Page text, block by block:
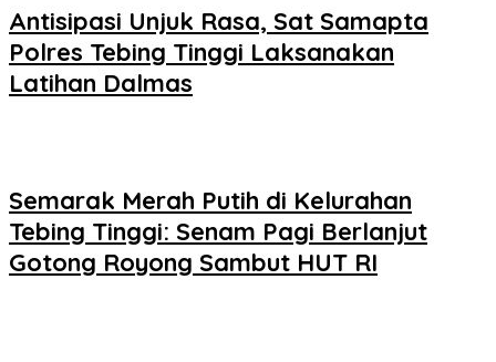
Antisipasi Unjuk Rasa, Sat Samapta
Polres Tebing Tinggi Laksanakan
Latihan Dalmas
Semarak Merah Putih di Kelurahan
Tebing Tinggi: Senam Pagi Berlanjut
Gotong Royong Sambut HUT RI